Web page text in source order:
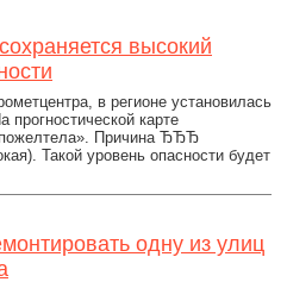
высокий
в регионе установилась
прогностической карте
Причина ЂЂЂ
Такой уровень опасности будет
одну из улиц